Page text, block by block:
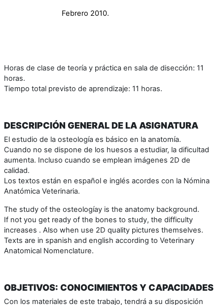
Febrero 2010.
Horas de clase de teoría y práctica en sala de disección: 11
horas.
Tiempo total previsto de aprendizaje: 11 horas.
DESCRIPCIÓN GENERAL DE LA ASIGNATURA
El estudio de la osteología es básico en la anatomía.
Cuando no se dispone de los huesos a estudiar, la dificultad
aumenta. Incluso cuando se emplean imágenes 2D de
calidad.
Los textos están en español e inglés acordes con la Nómina
Anatómica Veterinaria.
The study of the osteologíay is the anatomy background.
If not you get ready of the bones to study, the difficulty
increases . Also when use 2D quality pictures themselves.
Texts are in spanish and english according to Veterinary
Anatomical Nomenclature.
OBJETIVOS: CONOCIMIENTOS Y CAPACIDADES
Con los materiales de este trabajo, tendrá a su disposición